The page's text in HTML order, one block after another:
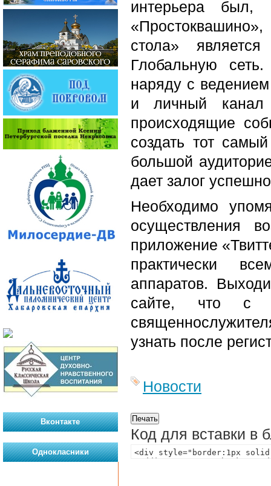
интерьера
стола»
Глобальную
наряду с
и личный канал
происходящие
создать тот
большой
дает залог
Необходимо
осуществления
приложение
практически
аппаратов.
сайте, что с
узнать после
Новости
Код для вставки в
Вконтакте
Однокласники